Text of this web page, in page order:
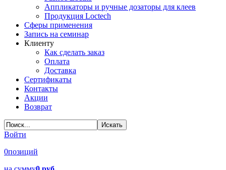
Аппликаторы и ручные дозаторы для клеев
Продукция Loctech
Сферы применения
Запись на семинар
Клиенту
Как сделать заказ
Оплата
Доставка
Сертификаты
Контакты
Акции
Возврат
Войти
0позиций